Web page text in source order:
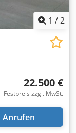
1 /2
22.500 €
Festpreis zzgl. MwSt.
Anrufen